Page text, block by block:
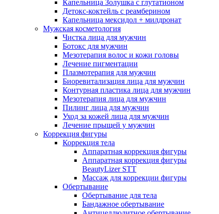
Капельница Золушка с глутатионом
Детокс-коктейль с реамберином
Капельница мексидол + милдронат
Мужская косметология
Чистка лица для мужчин
Ботокс для мужчин
Мезотерапия волос и кожи головы
Лечение пигментации
Плазмотерапия для мужчин
Биоревитализация лица для мужчин
Контурная пластика лица для мужчин
Мезотерапия лица для мужчин
Пилинг лица для мужчин
Уход за кожей лица для мужчин
Лечение прыщей у мужчин
Коррекция фигуры
Коррекция тела
Аппаратная коррекция фигуры
Аппаратная коррекция фигуры
BeautyLizer STT
Массаж для коррекции фигуры
Обертывание
Обертывание для тела
Бандажное обертывание